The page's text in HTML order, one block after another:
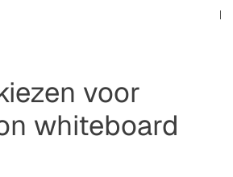
voor
whiteboard